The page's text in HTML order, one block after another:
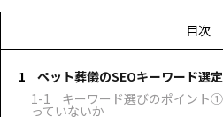
目次
ペット葬儀のSEOキーワード選
キーワード選びのポイント
っていないか